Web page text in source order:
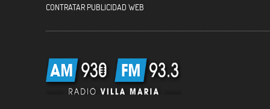
CONTRATAR PUBLICIDAD WEB